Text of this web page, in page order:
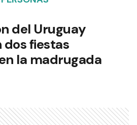
del Uruguay
fiestas
la madrugada